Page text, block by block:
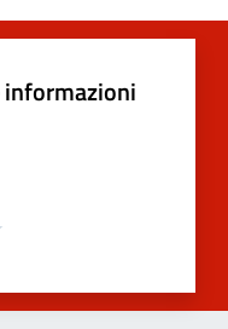
informazioni